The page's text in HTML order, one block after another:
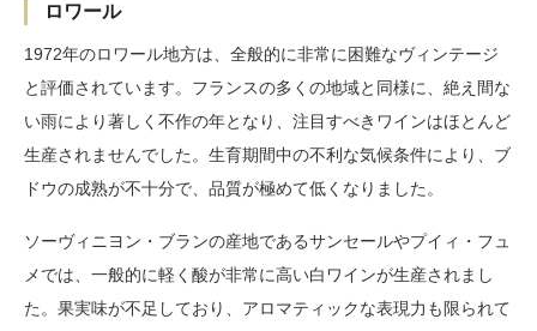
ロワール
1972年のロワール地方は、全般的に非常に困難なヴィンテージ
と評価されています。フランスの多くの地域と同様に、絶え間な
い雨により著しく不作の年となり、注目すべきワインはほとんど
生産されませんでした。生育期間中の不利な気候条件により、ブ
ドウの成熟が不十分で、品質が極めて低くなりました。
ソーヴィニヨン・ブランの産地であるサンセールやプイィ・フュ
メでは、一般的に軽く酸が非常に高い白ワインが生産されまし
た。果実味が不足しており、アロマティックな表現力も限られて